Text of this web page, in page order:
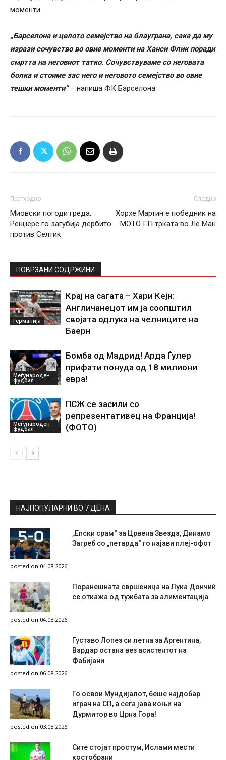
моменти.
„Барселона и целото семејство на блауграна, сака да му
изрази сочувство во овие моменти на Ханси Флик поради
смртта на неговиот татко. Сочувствуваме со неговата
болка и стоиме зас него и неговото семејство во овие
тешки моменти“ – напиша ФК Барселона.
Претходно
Миовски погоди греда,
Ренџерс го загубија дербито
против Селтик
Следно
Xорхе Мартин е победник на
МОТО ГП трката во Ле Ман
ПОВРЗАНИ СОДРЖИНИ
Германија
Крај на сагата – Хари Кејн:
Англичанецот им ја соопштил
својата одлука на челниците на
Баерн
Меѓународен
фудбал
Бомба од Мадрид! Арда Ѓулер
прифати понуда од 18 милиони
евра!
Меѓународен
фудбал
ПСЖ се засили со
репрезентативец на Франција!
(ФОТО)
НАЈПОПУЛАРНИ ВО 7 ДЕНА
„Епски срам“ за Црвена Звезда, Динамо
Загреб со „петарда“ го најави плеј-офот
posted on 04.08.2026
Поранешната свршеница на Лука Дончиќ
се откажа од тужбата за алиментација
posted on 04.08.2026
Густаво Лопез си летна за Аргентина,
Вардар остана вез асистентот на
Фабијани
posted on 06.08.2026
Го освои Мундијалот, беше најдобар
играч на СП, а сега јава коњи на
Дурмитор во Црна Гора!
posted on 03.08.2026
Сите стојат простум, Ислами мести
костобрани